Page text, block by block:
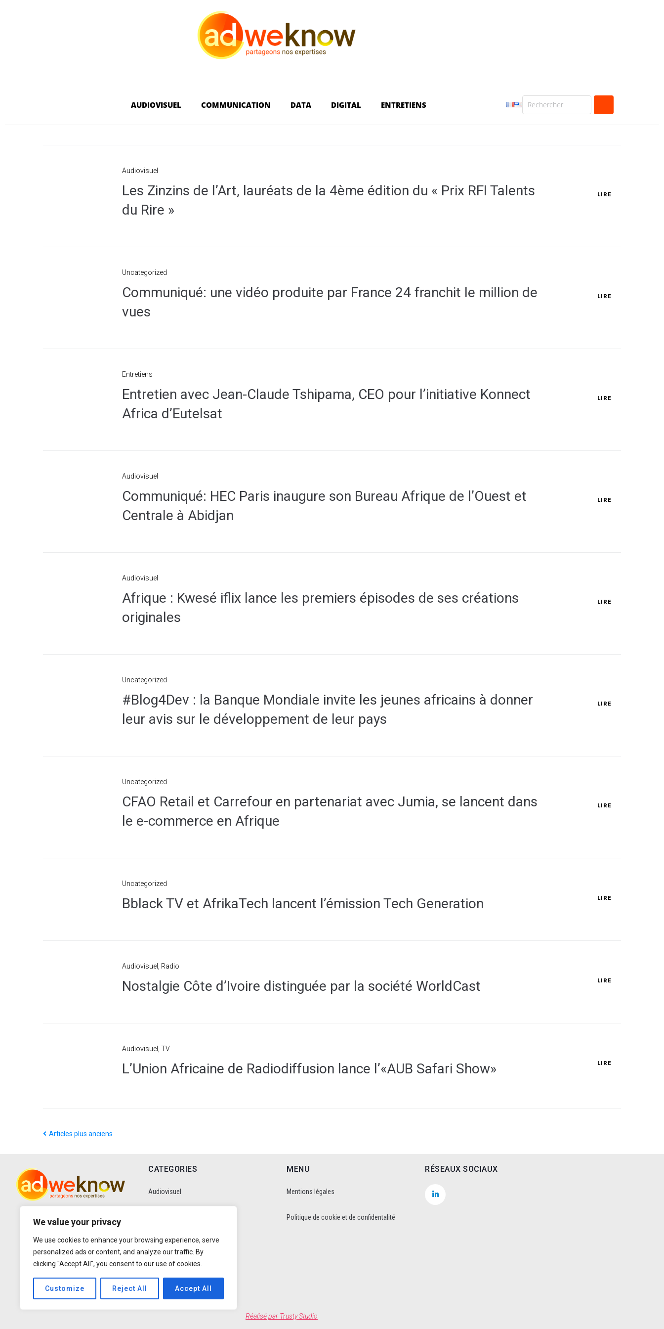
We value your privacy
We use cookies to enhance your browsing experience, serve
personalized ads or content, and analyze our traffic. By
clicking "Accept All", you consent to our use of cookies.
Customize Reject All Accept All
AUDIOVISUEL COMMUNICATION DATA DIGITAL ENTRETIENS
Audiovisuel
Les Zinzins de l’Art, lauréats de la 4ème édition du « Prix RFI Talents
du Rire »
LIRE
Uncategorized
Communiqué: une vidéo produite par France 24 franchit le million de
vues
LIRE
Entretiens
Entretien avec Jean-Claude Tshipama, CEO pour l’initiative Konnect
Africa d’Eutelsat
LIRE
Audiovisuel
Communiqué: HEC Paris inaugure son Bureau Afrique de l’Ouest et
Centrale à Abidjan
LIRE
Audiovisuel
Afrique : Kwesé iflix lance les premiers épisodes de ses créations
originales
LIRE
Uncategorized
#Blog4Dev : la Banque Mondiale invite les jeunes africains à donner
leur avis sur le développement de leur pays
LIRE
Uncategorized
CFAO Retail et Carrefour en partenariat avec Jumia, se lancent dans
le e-commerce en Afrique
LIRE
Uncategorized
Bblack TV et AfrikaTech lancent l’émission Tech Generation LIRE
Audiovisuel Radio
Nostalgie Côte d’Ivoire distinguée par la société WorldCast LIRE
Audiovisuel TV
L’Union Africaine de Radiodiffusion lance l’«AUB Safari Show» LIRE
Articles plus anciens
CATEGORIES
Audiovisuel
Data
Digital
MENU
Mentions légales
Politique de cookie et de confidentalité
RÉSEAUX SOCIAUX
Réalisé par Trusty Studio